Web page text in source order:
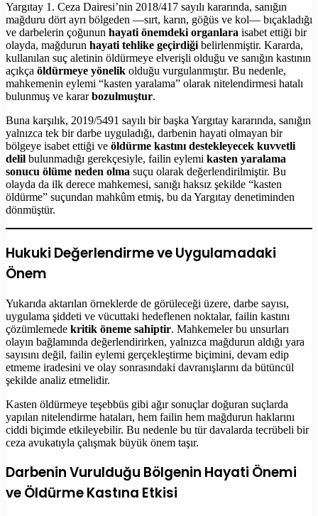
Yargıtay 1. Ceza Dairesi’nin 2018/417 sayılı kararında, sanığın
mağduru dört ayrı bölgeden —sırt, karın, göğüs ve kol— bıçakladığı
ve darbelerin çoğunun hayati önemdeki organlara isabet ettiği bir
olayda, mağdurun hayati tehlike geçirdiği belirlenmiştir. Kararda,
kullanılan suç aletinin öldürmeye elverişli olduğu ve sanığın kastının
açıkça öldürmeye yönelik olduğu vurgulanmıştır. Bu nedenle,
mahkemenin eylemi “kasten yaralama” olarak nitelendirmesi hatalı
bulunmuş ve kararbozulmuştur.
Buna karşılık, 2019/5491 sayılı bir başka Yargıtay kararında, sanığın
yalnızca tek bir darbe uyguladığı, darbenin hayati olmayan bir
bölgeye isabet ettiği ve öldürme kastını destekleyecek kuvvetli
delil bulunmadığı gerekçesiyle, failin eylemi kasten yaralama
sonucu ölüme neden olma suçu olarak değerlendirilmiştir. Bu
olayda da ilk derece mahkemesi, sanığı haksız şekilde “kasten
öldürme” suçundan mahkûm etmiş, bu da Yargıtay denetiminden
dönmüştür.
Hukuki Değerlendirme ve Uygulamadaki
Önem
Yukarıda aktarılan örneklerde de görüleceği üzere, darbe sayısı,
uygulama şiddeti ve vücuttaki hedeflenen noktalar, failin kastını
çözümlemede kritik öneme sahiptir. Mahkemeler bu unsurları
olayın bağlamında değerlendirirken, yalnızca mağdurun aldığı yara
sayısını değil, failin eylemi gerçekleştirme biçimini, devam edip
etmeme iradesini ve olay sonrasındaki davranışlarını da bütüncül
şekilde analiz etmelidir.
Kasten öldürmeye teşebbüs gibi ağır sonuçlar doğuran suçlarda
yapılan nitelendirme hataları, hem failin hem mağdurun haklarını
ciddi biçimde etkileyebilir. Bu nedenle bu tür davalarda tecrübeli bir
ceza avukatıyla çalışmak büyük önem taşır.
Darbenin Vurulduğu Bölgenin Hayati Önemi
ve Öldürme Kastına Etkisi